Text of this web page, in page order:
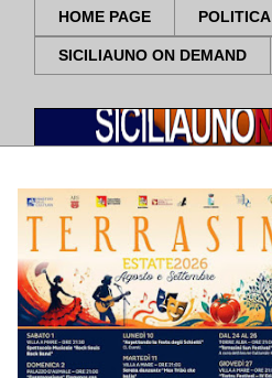
HOME PAGE POLITICA
SICILIAUNO ON DEMAND